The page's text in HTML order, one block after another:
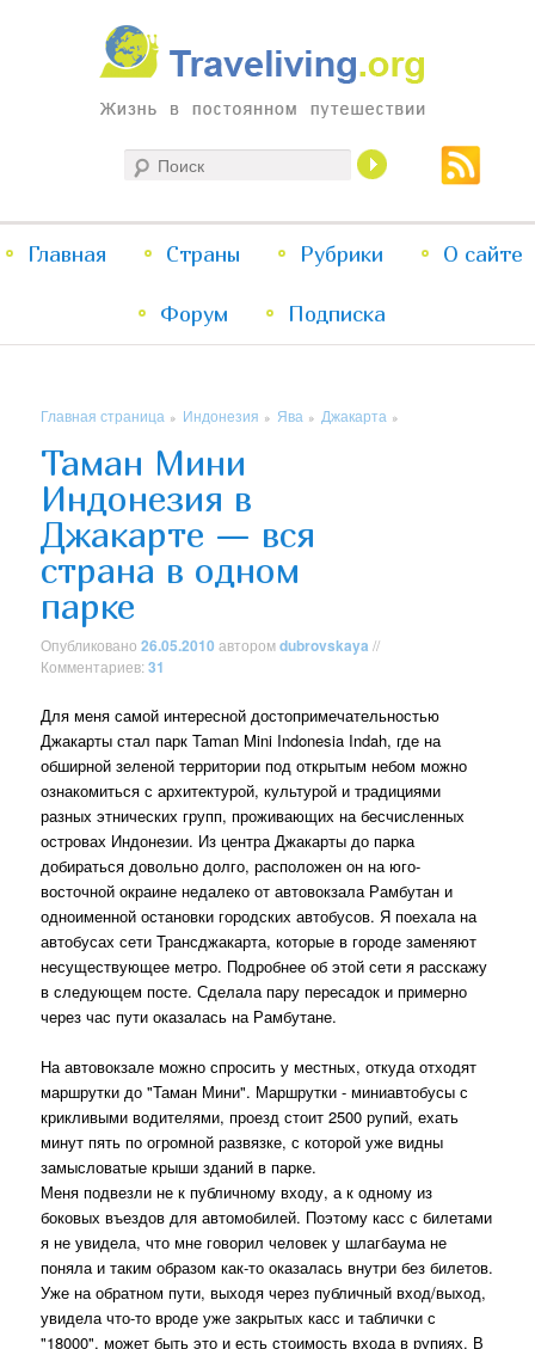
Traveliving
Жизнь в постоянном путешествии
меню
Перейти
к
Перейти
к
Главная Страны Рубрики О сайте
Форум Подписка
Главная страница » Индонезия » Ява » Джакарта »
Таман Мини
Индонезия в
Джакарте — вся
страна в одном
парке
Опубликовано26.05.2010 авторомdubrovskaya //
Комментариев:31
Для меня самой интересной достопримечательностью
Джакарты стал парк Taman Mini Indonesia Indah, где на
обширной зеленой территории под открытым небом можно
ознакомиться с архитектурой, культурой и традициями
разных этнических групп, проживающих на бесчисленных
островах Индонезии. Из центра Джакарты до парка
добираться довольно долго, расположен он на юго-
восточной окраине недалеко от автовокзала Рамбутан и
одноименной остановки городских автобусов. Я поехала на
автобусах сети Трансджакарта, которые в городе заменяют
несуществующее метро. Подробнее об этой сети я расскажу
в следующем посте. Сделала пару пересадок и примерно
через час пути оказалась на Рамбутане.
На автовокзале можно спросить у местных, откуда отходят
маршрутки до "Таман Мини". Маршрутки - миниавтобусы с
крикливыми водителями, проезд стоит 2500 рупий, ехать
минут пять по огромной развязке, с которой уже видны
замысловатые крыши зданий в парке.
Меня подвезли не к публичному входу, а к одному из
боковых въездов для автомобилей. Поэтому касс с билетами
я не увидела, что мне говорил человек у шлагбаума не
поняла и таким образом как-то оказалась внутри без билетов.
Уже на обратном пути, выходя через публичный вход/выход,
увидела что-то вроде уже закрытых касс и таблички с
"18000", может быть это и есть стоимость входа в рупиях. В